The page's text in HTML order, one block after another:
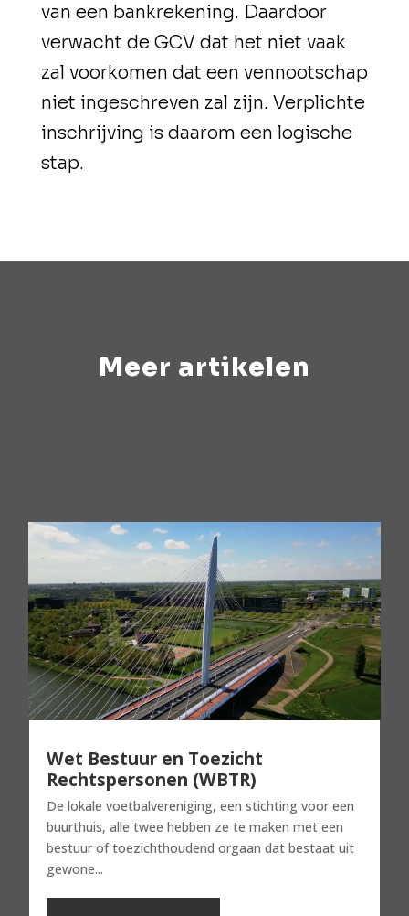
van een bankrekening. Daardoor
verwacht de GCV dat het niet vaak
zal voorkomen dat een vennootschap
niet ingeschreven zal zijn. Verplichte
inschrijving is daarom een logische
stap.
Meer artikelen
Wet Bestuur en Toezicht
Rechtspersonen (WBTR)
De lokale voetbalvereniging, een stichting voor een
buurthuis, alle twee hebben ze te maken met een
bestuur of toezichthoudend orgaan dat bestaat uit
gewone...